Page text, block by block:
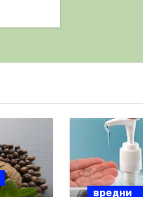
вредни